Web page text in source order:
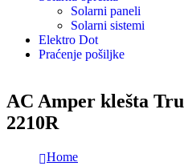
Solarni paneli
Solarni sistemi
Elektro Dot
Praćenje pošiljke
AC Amper klešta
2210R
Home